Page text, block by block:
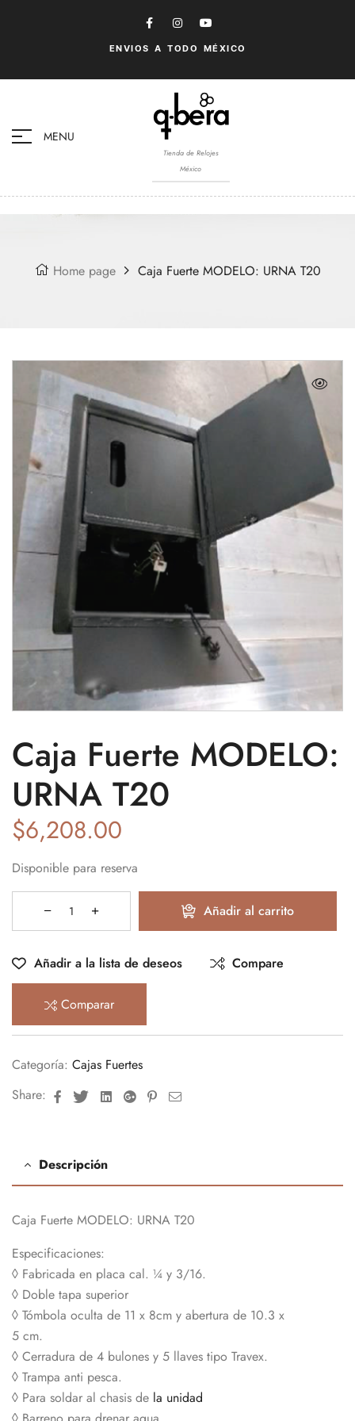
ENVIOS A TODO MÉXICO
MENU
Tienda de Relojes
México
Home page Caja Fuerte MODELO: URNA T20
Caja Fuerte MODELO:
URNA T20
$6,208.00
Disponible para reserva
Añadir al carrito
Añadir a la lista de deseos Compare
Comparar
Categoría: Cajas Fuertes
Share:
FacebookTwitterLinkedinGoogle+Pinterest
Email
Descripción
Caja Fuerte MODELO: URNA T20
Especificaciones:
◊ Fabricada en placa cal. ¼ y 3/16.
◊ Doble tapa superior
◊ Tómbola oculta de 11 x 8cm y abertura de 10.3 x
5 cm.
◊ Cerradura de 4 bulones y 5 llaves tipo Travex.
◊ Trampa anti pesca.
◊ Para soldar al chasis de la unidad